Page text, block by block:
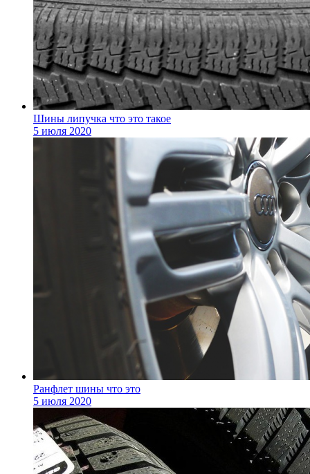
Шины липучка что это такое
5 июля 2020
Ранфлет шины что это
5 июля 2020